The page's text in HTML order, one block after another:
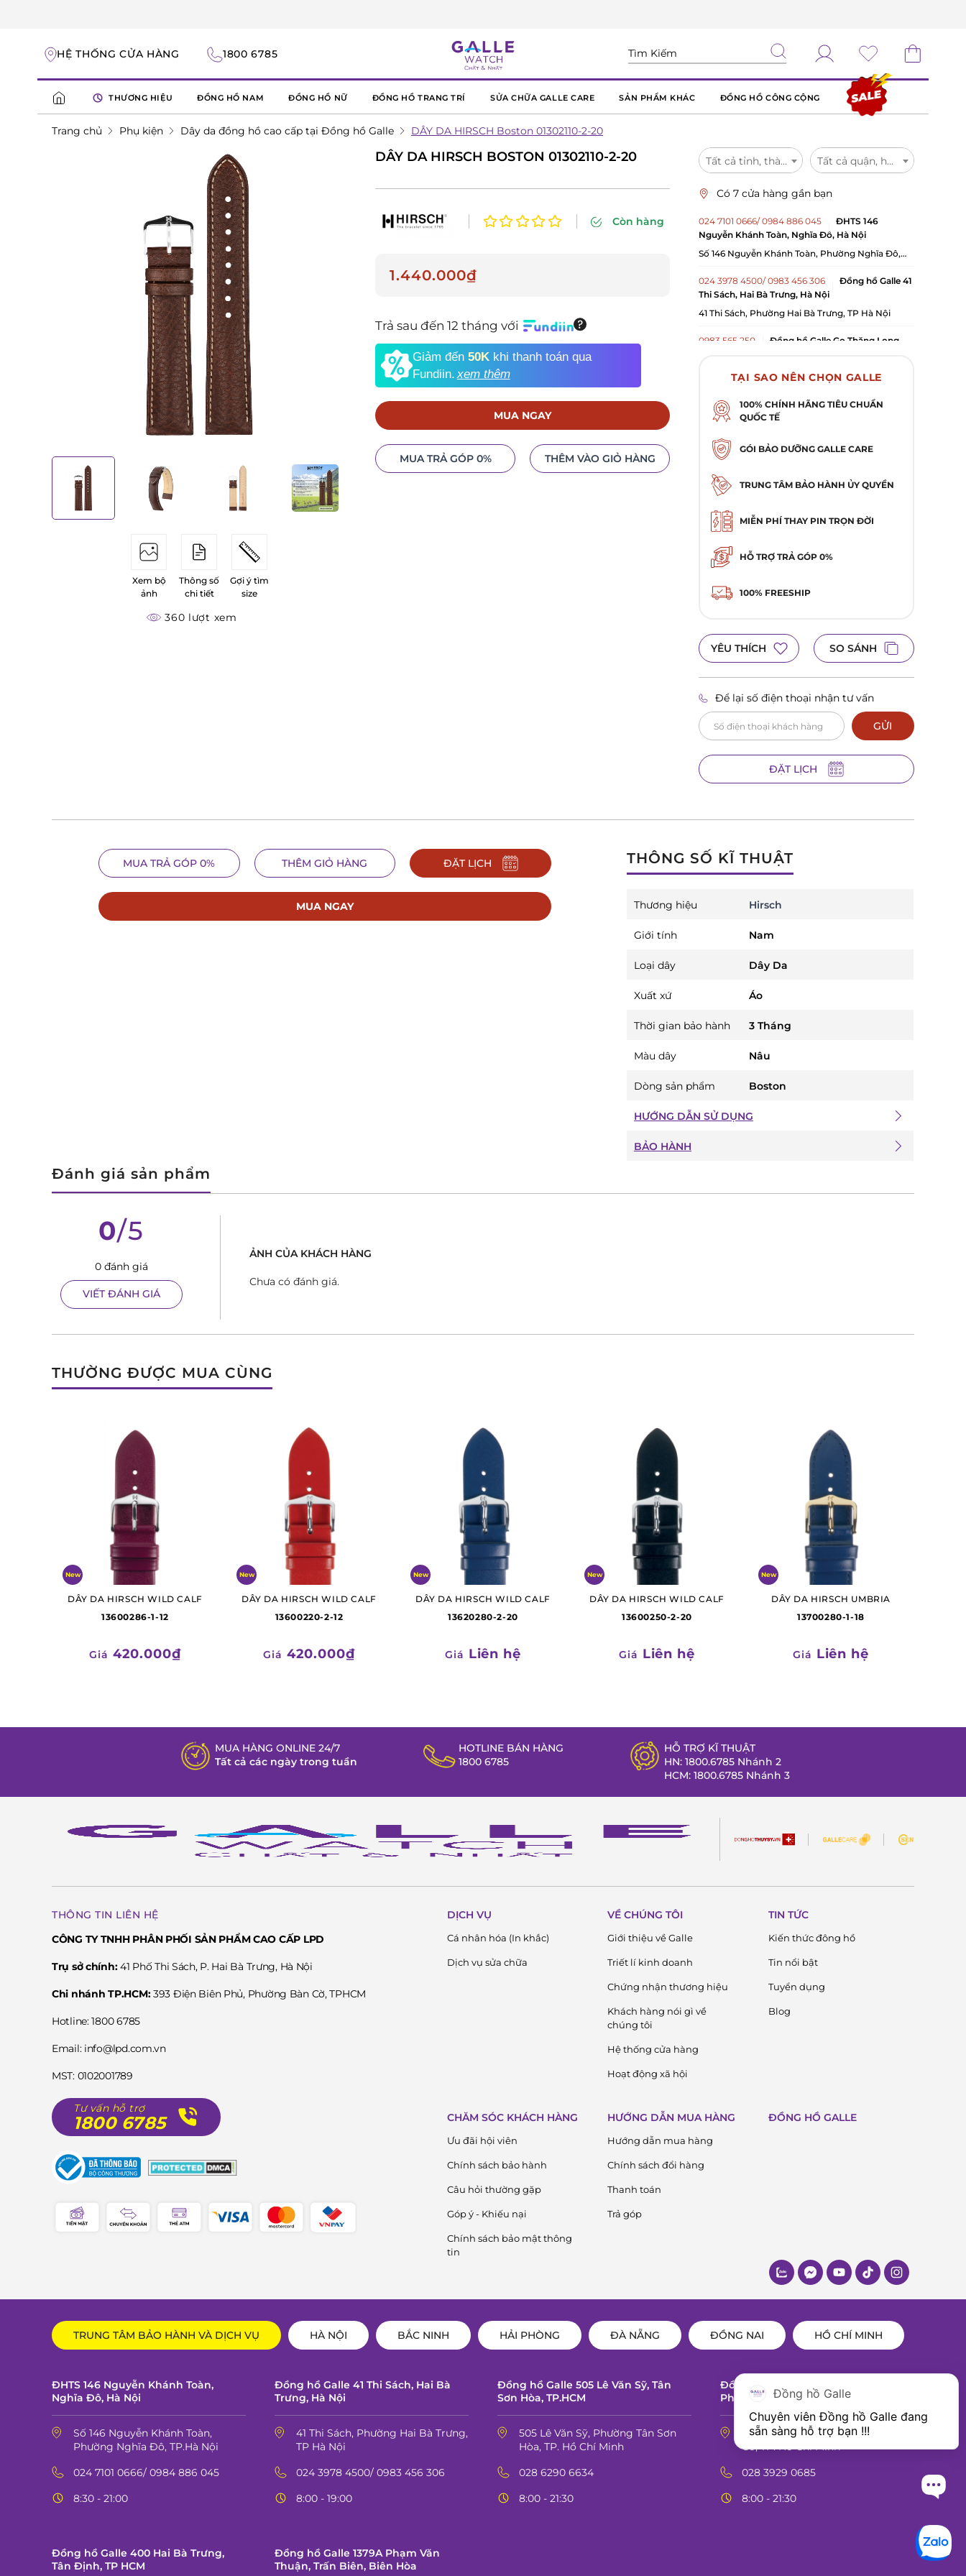
HỆ THỐNG CỬA HÀNG 1800 6785
THƯƠNG HIỆU ĐỒNG HỒ NAM ĐỒNG HỒ NỮ ĐỒNG HỒ TRANG TRÍ SỬA CHỮA GALLE CARE SẢN PHẨM KHÁC ĐỒNG HỒ CÔNG CỘNG
Trang chủ Phụ kiện Dây da đồng hồ cao cấp tại Đồng hồ Galle DÂY DA HIRSCH Boston 01302110-2-20
Xem bộ
ảnh
Thông số
chi tiết
Gợi ý tìm
size
360 lượt xem
DÂY DA HIRSCH BOSTON 01302110-2-20
Còn hàng
1.440.000₫
Trả sau đến 12 tháng với
Giảm đến 50K khi thanh toán qua
Fundiin.xem thêm
MUA NGAY
MUA TRẢ GÓP 0% THÊM VÀO GIỎ HÀNG
Tất cả tỉnh, thành Tất cả quận, huyện
Có 7 cửa hàng gần bạn
024 7101 0666/ 0984 886 045
ĐHTS 146
Nguyễn Khánh Toàn, Nghĩa Đô, Hà Nội
Số 146 Nguyễn Khánh Toàn, Phường Nghĩa Đô,
024 3978 4500/ 0983 456 306
Đồng hồ Galle 41
Thi Sách, Hai Bà Trưng, Hà Nội
41 Thi Sách, Phường Hai Bà Trưng, TP Hà Nội
0983 565 250
Đồng hồ Galle Go Thăng Long
Phường Yên Hòa, TP Hà Nội
028 3929 0685
Đồng hồ Galle 393 Điện Biên
Phủ, Phường Bàn Cờ, TP. Hồ Chí Minh
393 Điện Biên Phủ, Phường Bàn Cờ, TP. Hồ Chí
028 2253 5172
Đồng hồ Galle 400 Hai Bà Trưng,
Tân Định, TP HCM
400 Hai Bà Trưng, Phường Tân Định, TP. Hồ Chí
Minh
Thuận, Trấn Biên, Biên Hòa
Biên Hòa, Đồng Nai
0984 876 576
Đồng hồ Galle Aeon Mall Hà
Tổ dân phố Hoàng Văn Thụ, Phường Dương Nội,
TẠI SAO NÊN CHỌN GALLE
100% CHÍNH HÃNG TIÊU CHUẨN
QUỐC TẾ
GÓI BẢO DƯỠNG GALLE CARE
TRUNG TÂM BẢO HÀNH ỦY QUYỀN
MIỄN PHÍ THAY PIN TRỌN ĐỜI
HỖ TRỢ TRẢ GÓP 0%
100% FREESHIP
YÊU THÍCH SO SÁNH
Để lại số điện thoại nhận tư vấn
GỬI
ĐẶT LỊCH
MUA TRẢ GÓP 0% THÊM GIỎ HÀNG ĐẶT LỊCH
MUA NGAY
THÔNG SỐ KĨ THUẬT
Thương hiệu Hirsch
Giới tính Nam
Loại dây Dây Da
Xuất xứ Áo
Thời gian bảo hành 3 Tháng
Màu dây Nâu
Dòng sản phẩm Boston
HƯỚNG DẪN SỬ DỤNG
BẢO HÀNH
Đánh giá sản phẩm
0/5
0 đánh giá
VIẾT ĐÁNH GIÁ
ẢNH CỦA KHÁCH HÀNG
Chưa có đánh giá.
THƯỜNG ĐƯỢC MUA CÙNG
New
DÂY DA HIRSCH WILD CALF
13600286-1-12
Giá 420.000₫
New
DÂY DA HIRSCH WILD CALF
13600220-2-12
Giá 420.000₫
New
DÂY DA HIRSCH WILD CALF
13620280-2-20
Giá Liên hệ
New
DÂY DA HIRSCH WILD CALF
13600250-2-20
Giá Liên hệ
New
DÂY DA HIRSCH UMBRIA
13700280-1-18
Giá Liên hệ
MUA HÀNG ONLINE 24/7
Tất cả các ngày trong tuần
HOTLINE BÁN HÀNG
1800 6785
HỖ TRỢ KĨ THUẬT
HN: 1800.6785 Nhánh 2
HCM: 1800.6785 Nhánh 3
THÔNG TIN LIÊN HỆ
CÔNG TY TNHH PHÂN PHỐI SẢN PHẨM CAO CẤP LPD
Trụ sở chính:41 Phố Thi Sách, P. Hai Bà Trưng, Hà Nội
Chi nhánh TP.HCM:393 Điện Biên Phủ, Phường Bàn Cờ, TPHCM
Hotline: 1800 6785
Email: info@lpd.com.vn
MST: 0102001789
Tư vấn hỗ trợ
1800 6785
DỊCH VỤ
Cá nhân hóa (In khắc)
Dịch vụ sửa chữa
VỀ CHÚNG TÔI
Giới thiệu về Galle
Triết lí kinh doanh
Chứng nhận thương hiệu
Khách hàng nói gì về
chúng tôi
Hệ thống cửa hàng
Hoạt động xã hội
TIN TỨC
Kiến thức đông hồ
Tin nổi bật
Tuyển dụng
Blog
CHĂM SÓC KHÁCH HÀNG
Ưu đãi hội viên
Chính sách bảo hành
Câu hỏi thường gặp
Góp ý - Khiếu nại
Chính sách bảo mật thông
tin
HƯỚNG DẪN MUA HÀNG
Hướng dẫn mua hàng
Chính sách đổi hàng
Thanh toán
Trả góp
ĐỒNG HỒ GALLE
TRUNG TÂM BẢO HÀNH VÀ DỊCH VỤ HÀ NỘI BẮC NINH HẢI PHÒNG ĐÀ NẴNG ĐỒNG NAI HỒ CHÍ MINH
ĐHTS 146 Nguyễn Khánh Toàn,
Nghĩa Đô, Hà Nội
Số 146 Nguyễn Khánh Toàn,
Phường Nghĩa Đô, TP.Hà Nội
024 7101 0666/ 0984 886 045
8:30 - 21:00
Đồng hồ Galle 41 Thi Sách, Hai Bà
Trưng, Hà Nội
41 Thi Sách, Phường Hai Bà Trưng,
TP Hà Nội
024 3978 4500/ 0983 456 306
8:00 - 19:00
Đồng hồ Galle 505 Lê Văn Sỹ, Tân
Sơn Hòa, TP.HCM
505 Lê Văn Sỹ, Phường Tân Sơn
Hòa, TP. Hồ Chí Minh
028 6290 6634
8:00 - 21:30
Đồng hồ Galle 393 Điện Biên Phủ,
Phường Bàn Cờ, TP. Hồ Chí Minh
393 Điện Biên Phủ, Phường Bàn
Cờ, TP. Hồ Chí Minh
028 3929 0685
8:00 - 21:30
Đồng hồ Galle 400 Hai Bà Trưng,
Tân Định, TP HCM
Đồng hồ Galle 1379A Phạm Văn
Thuận, Trấn Biên, Biên Hòa
Đồng hồ Galle
Chuyên viên Đồng hồ Galle đang
sẵn sàng hỗ trợ bạn !!!